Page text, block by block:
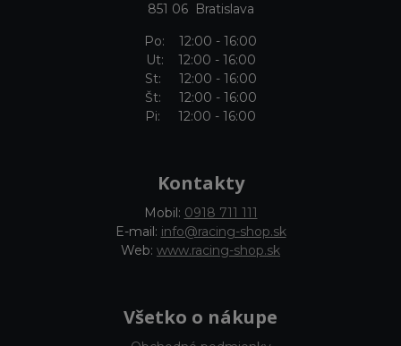
851 06 Bratislava
Po: 12:00 - 16:00
Ut: 12:00 - 16:00
St: 12:00 - 16:00
Št: 12:00 - 16:00
Pi: 12:00 - 16:00
Kontakty
Mobil: 0918 711 111
E-mail: info@racing-shop.sk
Web: www.racing-shop.sk
Všetko o nákupe